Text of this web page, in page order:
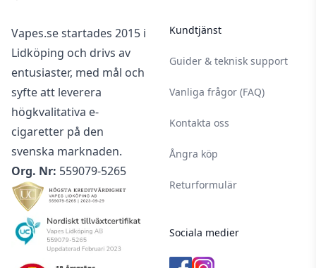
Vapes.se startades 2015 i
Lidköping och drivs av
entusiaster, med mål och
syfte att leverera
högkvalitativa e-
cigaretter på den
svenska marknaden.
Org. Nr: 559079-5265
Kundtjänst
Guider & teknisk support
Vanliga frågor (FAQ)
Kontakta oss
Ångra köp
Returformulär
Sociala medier